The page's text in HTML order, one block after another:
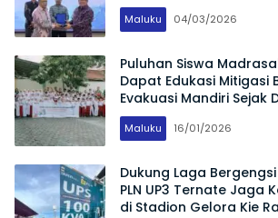
Maluku 04/03/2026
Puluhan Siswa
Dapat Edukasi Mitigasi
Evakuasi Mandiri Sejak
Maluku 16/01/2026
Dukung Laga
PLN UP3 Ternate Jaga
di Stadion Gelora Kie